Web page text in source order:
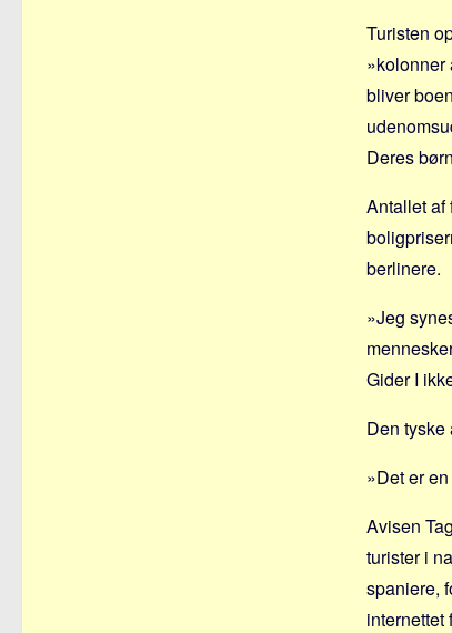
Turisten
»kolonner
bliver
Deres
Antallet af
berlinere.
»Jeg
Gider I
Den tyske
»Det er
Avisen
turister i
spaniere,